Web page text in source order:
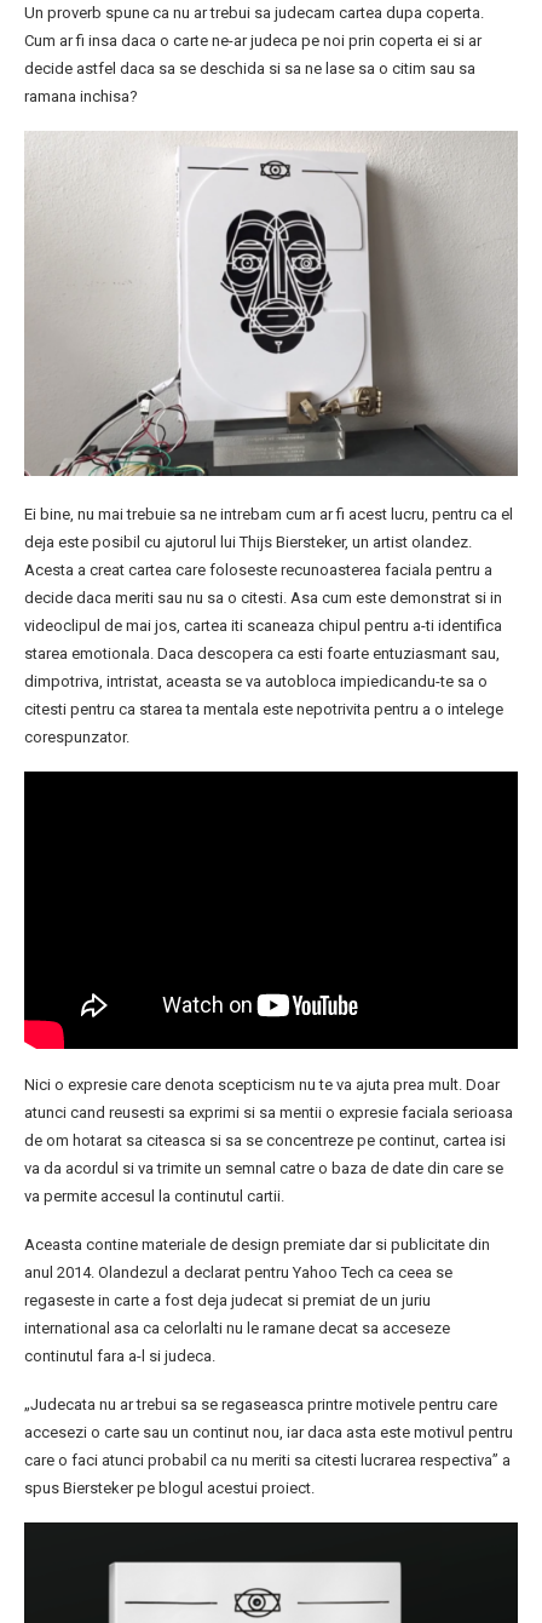
Un proverb spune ca nu ar trebui sa judecam cartea dupa coperta.
Cum ar fi insa daca o carte ne-ar judeca pe noi prin coperta ei si ar
decide astfel daca sa se deschida si sa ne lase sa o citim sau sa
ramana inchisa?
Ei bine, nu mai trebuie sa ne intrebam cum ar fi acest lucru, pentru ca el
deja este posibil cu ajutorul lui Thijs Biersteker, un artist olandez.
Acesta a creat cartea care foloseste recunoasterea faciala pentru a
decide daca meriti sau nu sa o citesti. Asa cum este demonstrat si in
videoclipul de mai jos, cartea iti scaneaza chipul pentru a-ti identifica
starea emotionala. Daca descopera ca esti foarte entuziasmant sau,
dimpotriva, intristat, aceasta se va autobloca impiedicandu-te sa o
citesti pentru ca starea ta mentala este nepotrivita pentru a o intelege
corespunzator.
Nici o expresie care denota scepticism nu te va ajuta prea mult. Doar
atunci cand reusesti sa exprimi si sa mentii o expresie faciala serioasa
de om hotarat sa citeasca si sa se concentreze pe continut, cartea isi
va da acordul si va trimite un semnal catre o baza de date din care se
va permite accesul la continutul cartii.
Aceasta contine materiale de design premiate dar si publicitate din
anul 2014. Olandezul a declarat pentru Yahoo Tech ca ceea se
regaseste in carte a fost deja judecat si premiat de un juriu
international asa ca celorlalti nu le ramane decat sa acceseze
continutul fara a-l si judeca.
„Judecata nu ar trebui sa se regaseasca printre motivele pentru care
accesezi o carte sau un continut nou, iar daca asta este motivul pentru
care o faci atunci probabil ca nu meriti sa citesti lucrarea respectiva” a
spus Biersteker pe blogul acestui proiect.